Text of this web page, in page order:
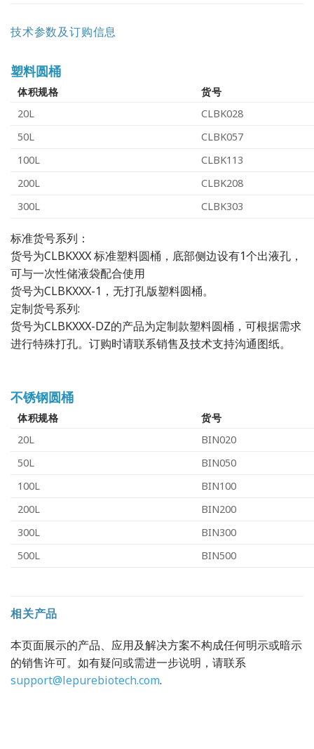
技术参数及订购信息
塑料圆桶
体积规格
货号
20L
CLBK028
50L
CLBK057
100L
CLBK113
200L
CLBK208
300L
CLBK303
标准货号系列：
货号为CLBKXXX 标准塑料圆桶，底部侧边设有1个出液孔，
可与一次性储液袋配合使用
货号为CLBKXXX-1，无打孔版塑料圆桶。
定制货号系列:
货号为CLBKXXX-DZ的产品为定制款塑料圆桶，可根据需求
进行特殊打孔。订购时请联系销售及技术支持沟通图纸。
不锈钢圆桶
体积规格
货号
20L
BIN020
50L
BIN050
100L
BIN100
200L
BIN200
300L
BIN300
500L
BIN500
相关产品
本页面展示的产品、应用及解决方案不构成任何明示或暗示
的销售许可。如有疑问或需进一步说明，请联系
support@lepurebiotech.com.